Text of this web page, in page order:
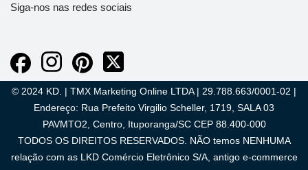
Siga-nos nas redes sociais
© 2024 KD. | TMX Marketing Online LTDA | 29.788.663/0001-02 |
Endereço: Rua Prefeito Virgilio Scheller, 1719, SALA 03
PAVMTO2, Centro, Ituporanga/SC CEP 88.400-000
TODOS OS DIREITOS RESERVADOS. NÃO temos NENHUMA
relação com as LKD Comércio Eletrônico S/A, antigo e-commerce